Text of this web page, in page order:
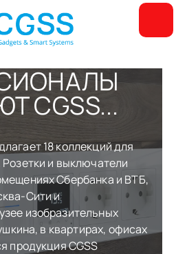
CGSS...
18 коллекций для
и выключатели
Сбербанка и ВТБ,
Сити и
изобразительных
в квартирах, офисах
продукция CGSS